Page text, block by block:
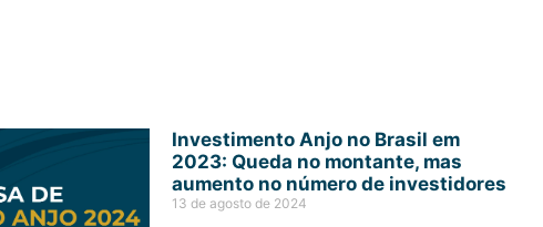
Investimento Anjo no Brasil em
2023: Queda no montante, mas
aumento no número de investidores
13 de agosto de 2024